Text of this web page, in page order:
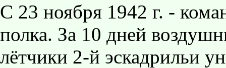
С 23 ноября 1942 г. -
полка. За 10 дней
лётчики 2-й эскадрильи